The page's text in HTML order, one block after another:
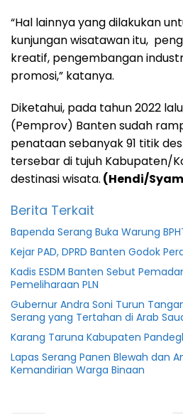
“Hal lainnya yang dilakukan
kunjungan wisatawan itu,
kreatif, pengembangan
promosi,” katanya.
Diketahui, pada tahun 2022
(Pemprov) Banten sudah
penataan sebanyak 91 titik
tersebar di tujuh Kabupaten/
destinasi wisata. (Hendi/
Berita Terkait
Bapenda Serang Buka Warung
Kejar PAD, DPRD Banten Godok
Kadis ESDM Banten Sebut
Pemeliharaan PLN
Gubernur Andra Soni Turun
Serang yang Tertahan di Arab
Karang Taruna Kabupaten
Lapas Serang Panen Blewah dan
Kemandirian Warga Binaan